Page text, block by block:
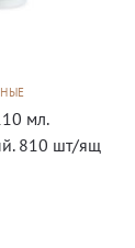
мл.
810 шт/ящ